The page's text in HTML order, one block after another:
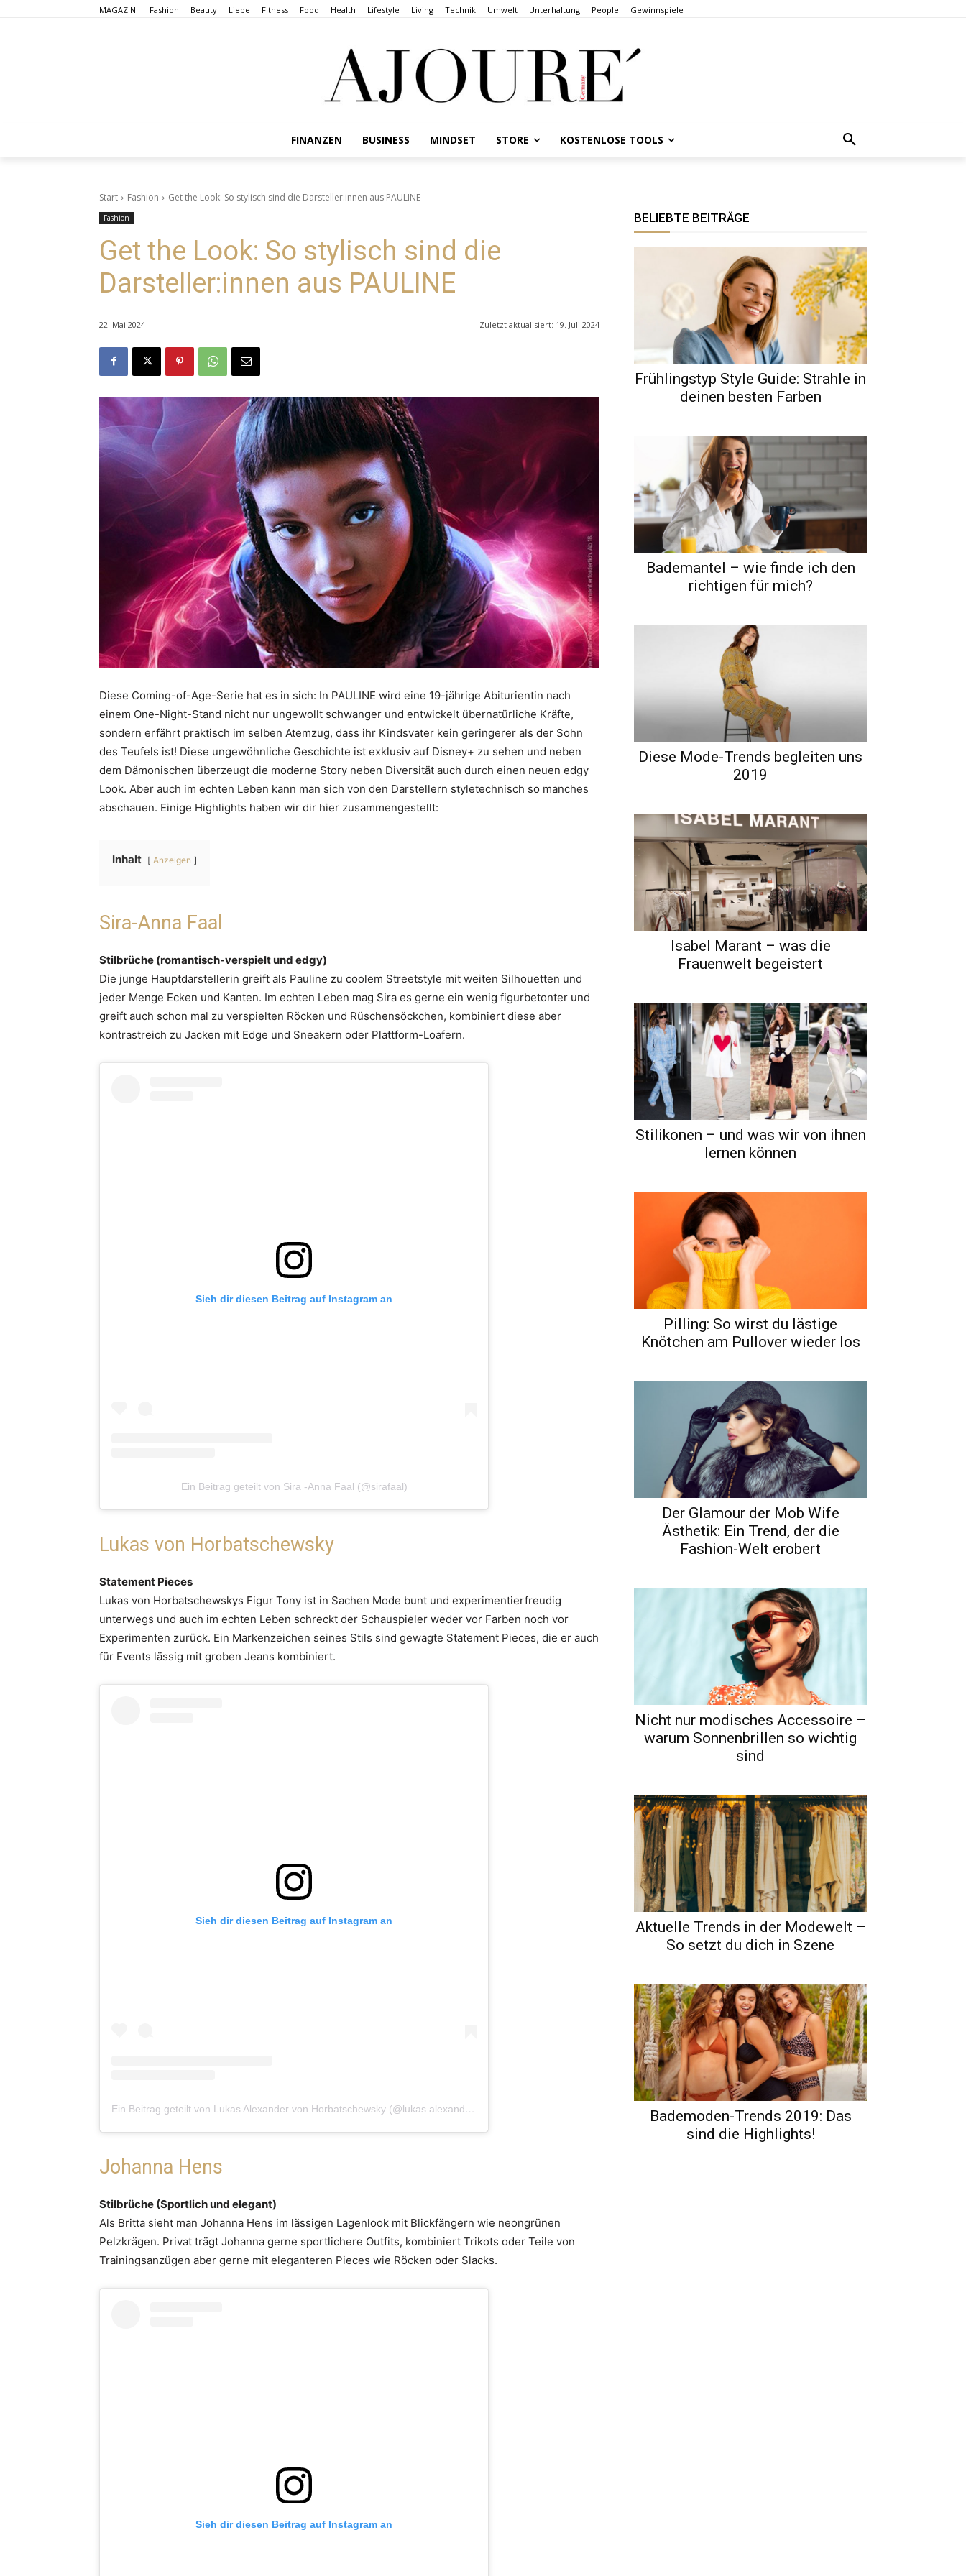
MAGAZIN: Fashion Beauty Liebe Fitness Food Health Lifestyle Living Technik Umwelt Unterhaltung People Gewinnspiele
FINANZEN BUSINESS MINDSET STORE KOSTENLOSE TOOLS
Start Fashion Get the Look: So stylisch sind die Darsteller:innen aus PAULINE
Fashion
Get the Look: So stylisch sind die
Darsteller:innen aus PAULINE
22. Mai 2024 Zuletzt aktualisiert: 19. Juli 2024
Diese Coming-of-Age-Serie hat es in sich: In PAULINE wird eine 19-jährige Abiturientin nach
einem One-Night-Stand nicht nur ungewollt schwanger und entwickelt übernatürliche Kräfte,
sondern erfährt praktisch im selben Atemzug, dass ihr Kindsvater kein geringerer als der Sohn
des Teufels ist! Diese ungewöhnliche Geschichte ist exklusiv auf Disney+ zu sehen und neben
dem Dämonischen überzeugt die moderne Story neben Diversität auch durch einen neuen edgy
Look. Aber auch im echten Leben kann man sich von den Darstellern styletechnisch so manches
abschauen. Einige Highlights haben wir dir hier zusammengestellt:
Inhalt Anzeigen
Sira-Anna Faal
Stilbrüche (romantisch-verspielt und edgy)
Die junge Hauptdarstellerin greift als Pauline zu coolem Streetstyle mit weiten Silhouetten und
jeder Menge Ecken und Kanten. Im echten Leben mag Sira es gerne ein wenig figurbetonter und
greift auch schon mal zu verspielten Röcken und Rüschensöckchen, kombiniert diese aber
kontrastreich zu Jacken mit Edge und Sneakern oder Plattform-Loafern.
Sieh dir diesen Beitrag auf Instagram an
Ein Beitrag geteilt von Sira -Anna Faal (@sirafaal)
Lukas von Horbatschewsky
Statement Pieces
Lukas von Horbatschewskys Figur Tony ist in Sachen Mode bunt und experimentierfreudig
unterwegs und auch im echten Leben schreckt der Schauspieler weder vor Farben noch vor
Experimenten zurück. Ein Markenzeichen seines Stils sind gewagte Statement Pieces, die er auch
für Events lässig mit groben Jeans kombiniert.
Sieh dir diesen Beitrag auf Instagram an
Ein Beitrag geteilt von Lukas Alexander von Horbatschewsky (@lukas.alexander.vh)
Johanna Hens
Stilbrüche (Sportlich und elegant)
Als Britta sieht man Johanna Hens im lässigen Lagenlook mit Blickfängern wie neongrünen
Pelzkrägen. Privat trägt Johanna gerne sportlichere Outfits, kombiniert Trikots oder Teile von
Trainingsanzügen aber gerne mit eleganteren Pieces wie Röcken oder Slacks.
Sieh dir diesen Beitrag auf Instagram an
BELIEBTE BEITRÄGE
Frühlingstyp Style Guide: Strahle in
deinen besten Farben
Bademantel – wie finde ich den
richtigen für mich?
Diese Mode-Trends begleiten uns
2019
Isabel Marant – was die
Frauenwelt begeistert
Stilikonen – und was wir von ihnen
lernen können
Pilling: So wirst du lästige
Knötchen am Pullover wieder los
Der Glamour der Mob Wife
Ästhetik: Ein Trend, der die
Fashion-Welt erobert
Nicht nur modisches Accessoire –
warum Sonnenbrillen so wichtig
sind
Aktuelle Trends in der Modewelt –
So setzt du dich in Szene
Bademoden-Trends 2019: Das
sind die Highlights!